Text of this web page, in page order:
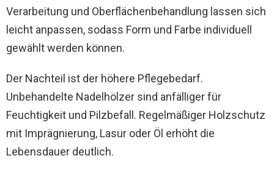
Verarbeitung und Oberflächenbehandlung lassen sich
leicht anpassen, sodass Form und Farbe individuell
gewählt werden können.
Der Nachteil ist der höhere Pflegebedarf.
Unbehandelte Nadelhölzer sind anfälliger für
Feuchtigkeit und Pilzbefall. Regelmäßiger Holzschutz
mit Imprägnierung, Lasur oder Öl erhöht die
Lebensdauer deutlich.